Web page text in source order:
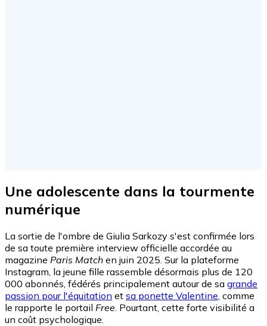
Une adolescente dans la tourmente
numérique
La sortie de l'ombre de Giulia Sarkozy s'est confirmée lors
de sa toute première interview officielle accordée au
magazine Paris Match en juin 2025. Sur la plateforme
Instagram, la jeune fille rassemble désormais plus de 120
000 abonnés, fédérés principalement autour de sa grande
passion pour l'équitation et sa ponette Valentine , comme
le rapporte le portail Free . Pourtant, cette forte visibilité a
un coût psychologique.